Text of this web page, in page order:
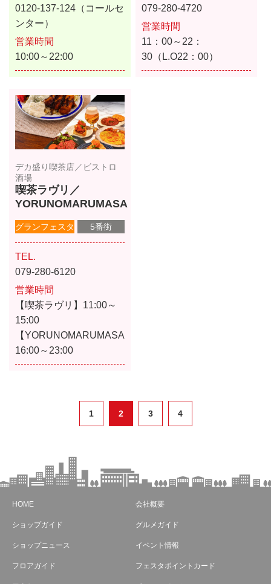
0120-137-124（コールセ
ンター）
営業時間
10:00～22:00
079-280-4720
営業時間
11：00～22：
30（L.O22：00）
デカ盛り喫茶店／ビストロ
酒場
喫茶ラヴリ／
YORUNOMARUMASA
グランフェスタ 5番街
TEL.
079-280-6120
営業時間
【喫茶ラヴリ】11:00～
15:00
【YORUNOMARUMASA】
16:00～23:00
1 2 3 4
HOME 会社概要
ショップガイド グルメガイド
ショップニュース イベント情報
フロアガイド フェスタポイントカード